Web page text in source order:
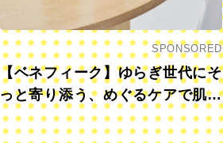
SPONSORED
【ベネフィーク】ゆらぎ世代にそ
っと寄り添う、めぐるケアで肌も
心も前向きに